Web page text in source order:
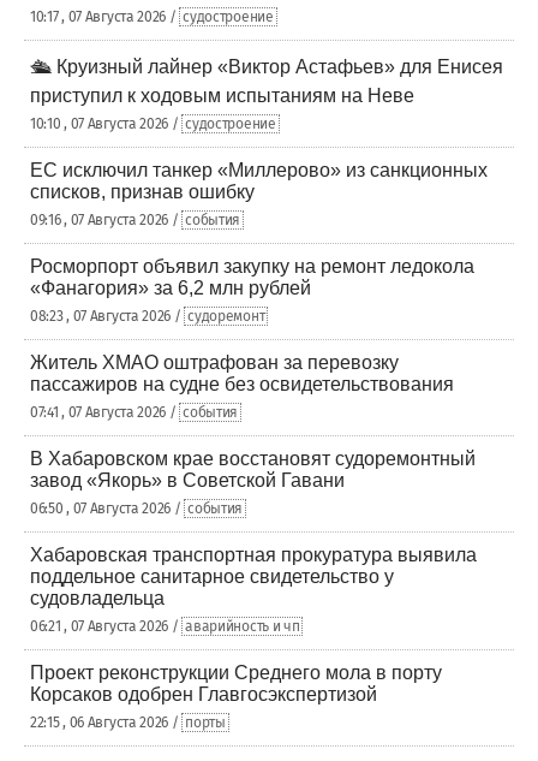
10:17 , 07 Августа 2026 / судостроение
🛳️ Круизный лайнер «Виктор Астафьев» для Енисея
приступил к ходовым испытаниям на Неве
10:10 , 07 Августа 2026 / судостроение
ЕС исключил танкер «Миллерово» из санкционных
списков, признав ошибку
09:16 , 07 Августа 2026 / события
Росморпорт объявил закупку на ремонт ледокола
«Фанагория» за 6,2 млн рублей
08:23 , 07 Августа 2026 / судоремонт
Житель ХМАО оштрафован за перевозку
пассажиров на судне без освидетельствования
07:41 , 07 Августа 2026 / события
В Хабаровском крае восстановят судоремонтный
завод «Якорь» в Советской Гавани
06:50 , 07 Августа 2026 / события
Хабаровская транспортная прокуратура выявила
поддельное санитарное свидетельство у
судовладельца
06:21 , 07 Августа 2026 / аварийность и чп
Проект реконструкции Среднего мола в порту
Корсаков одобрен Главгосэкспертизой
22:15 , 06 Августа 2026 / порты